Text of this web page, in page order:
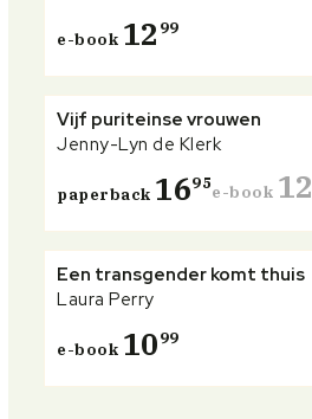
e-book 12 99
Vijf puriteinse vrouwen
Jenny-Lyn de Klerk
paperback 1695e-book 12
Een transgender komt thuis
Laura Perry
e-book 1099